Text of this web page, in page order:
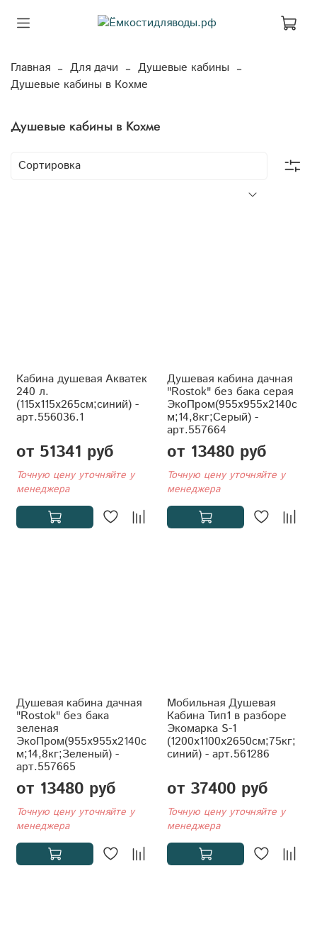
Главная Для дачи
Душевые кабины
Душевые кабины в Кохме
Душевые кабины в Кохме
Кабина душевая Акватек
240 л.
(115x115x265см;синий) -
арт.556036.1
от 51341 руб
Точную цену уточняйте у
менеджера
Душевая кабина дачная
"Rostok" без бака серая
ЭкоПром(955x955x2140с
м;14,8кг;Серый) -
арт.557664
от 13480 руб
Точную цену уточняйте у
менеджера
Душевая кабина дачная
"Rostok" без бака
зеленая
ЭкоПром(955x955x2140с
м;14,8кг;Зеленый) -
арт.557665
от 13480 руб
Точную цену уточняйте у
менеджера
Мобильная Душевая
Кабина Тип1 в разборе
Экомарка S-1
(1200x1100x2650см;75кг;
синий) - арт.561286
от 37400 руб
Точную цену уточняйте у
менеджера